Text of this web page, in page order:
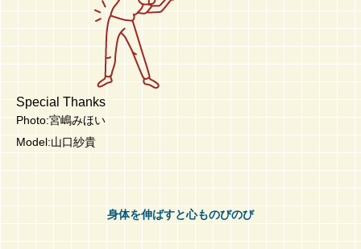
Special Thanks
Photo:宮嶋みほい
Model:山口紗貴
身体を伸ばすと心ものびのび